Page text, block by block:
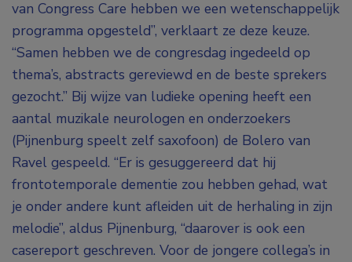
van Congress Care hebben we een wetenschappelijk
programma opgesteld”, verklaart ze deze keuze.
“Samen hebben we de congresdag ingedeeld op
thema’s, abstracts gereviewd en de beste sprekers
gezocht.” Bij wijze van ludieke opening heeft een
aantal muzikale neurologen en onderzoekers
(Pijnenburg speelt zelf saxofoon) de Bolero van
Ravel gespeeld. “Er is gesuggereerd dat hij
frontotemporale dementie zou hebben gehad, wat
je onder andere kunt afleiden uit de herhaling in zijn
melodie”, aldus Pijnenburg, “daarover is ook een
casereport geschreven. Voor de jongere collega’s in